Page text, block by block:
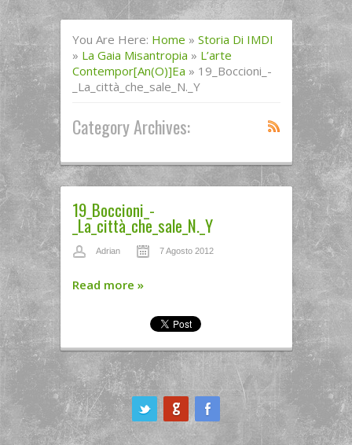
You Are Here: Home » Storia Di IMDI
» La Gaia Misantropia » L’arte
Contempor[an(o)]ea » 19_Boccioni_-
_La_città_che_sale_N._Y
Category Archives:
19_Boccioni_-
_La_città_che_sale_N._Y
Adrian 7 Agosto 2012
Read more »